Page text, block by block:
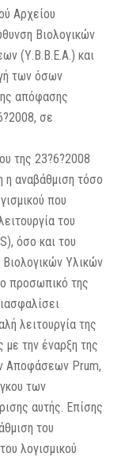
Αρχείου
Βιολογικών
(Υ.Β.Β.Ε.Α.) και
των όσων
απόφασης
σε
της 23?6?2008
η αναβάθμιση τόσο
που
του
όσο και του
Υλικών
προσωπικό της
λειτουργία της
την έναρξη της
Αποφάσεων Prum,
των
αυτής. Επίσης
του
λογισμικού